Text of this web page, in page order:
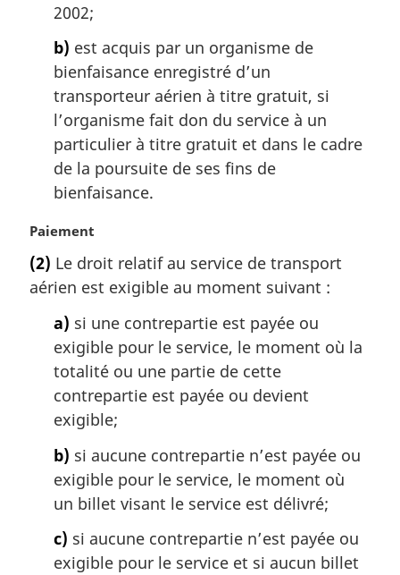
2002;
b) est acquis par un organisme de
bienfaisance enregistré d’un
transporteur aérien à titre gratuit, si
l’organisme fait don du service à un
particulier à titre gratuit et dans le cadre
de la poursuite de ses fins de
bienfaisance.
N
t
e
Paiement
(2) Le droit relatif au service de transport
aérien est exigible au moment suivant :
a) si une contrepartie est payée ou
exigible pour le service, le moment où la
totalité ou une partie de cette
contrepartie est payée ou devient
exigible;
b) si aucune contrepartie n’est payée ou
exigible pour le service, le moment où
un billet visant le service est délivré;
c) si aucune contrepartie n’est payée ou
exigible pour le service et si aucun billet